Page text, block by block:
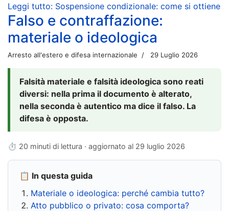
Leggi tutto: Sospensione condizionale: come si ottiene
Falso e contraffazione:
materiale o ideologica
Arresto all'estero e difesa internazionale 29 Luglio 2026
Falsità materiale e falsità ideologica sono reati
diversi: nella prima il documento è alterato,
nella seconda è autentico ma dice il falso. La
difesa è opposta.
⏱ 20 minuti di lettura · aggiornato al 29 luglio 2026
📋 In questa guida
Materiale o ideologica: perché cambia tutto?
Atto pubblico o privato: cosa comporta?